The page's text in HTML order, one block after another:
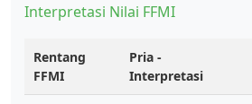
Interpretasi Nilai FFMI
Rentang
FFMI
Pria -
Interpretasi